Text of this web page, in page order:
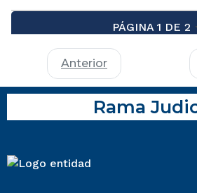
PÁGINA 1 DE 2
Anterior
Rama